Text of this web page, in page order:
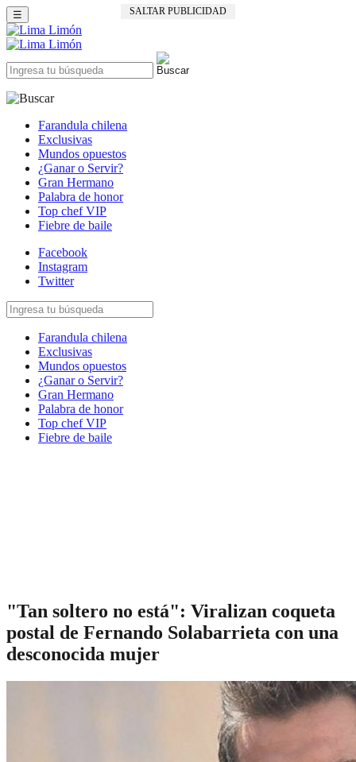
SALTAR PUBLICIDAD
☰
Farandula chilena
Exclusivas
Mundos opuestos
¿Ganar o Servir?
Gran Hermano
Palabra de honor
Top chef VIP
Fiebre de baile
Facebook
Instagram
Twitter
Farandula chilena
Exclusivas
Mundos opuestos
¿Ganar o Servir?
Gran Hermano
Palabra de honor
Top chef VIP
Fiebre de baile
"Tan soltero no está": Viralizan coqueta
postal de Fernando Solabarrieta con una
desconocida mujer